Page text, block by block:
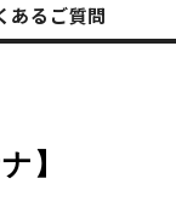
あるご質問
】